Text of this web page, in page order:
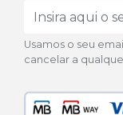
Usamos o seu
cancelar a